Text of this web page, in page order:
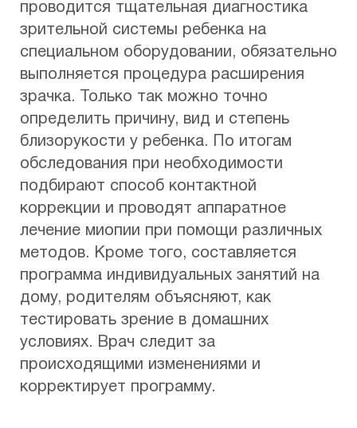
проводится тщательная диагностика
зрительной системы ребенка на
специальном оборудовании, обязательно
выполняется процедура расширения
зрачка. Только так можно точно
определить причину, вид и степень
близорукости у ребенка. По итогам
обследования при необходимости
подбирают способ контактной
коррекции и проводят аппаратное
лечение миопии при помощи различных
методов. Кроме того, составляется
программа индивидуальных занятий на
дому, родителям объясняют, как
тестировать зрение в домашних
условиях. Врач следит за
происходящими изменениями и
корректирует программу.